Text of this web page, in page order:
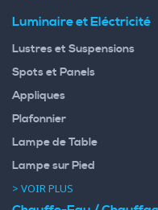
Luminaire et Eléctricité
Lustres et Suspensions
Spots et Panels
Appliques
Plafonnier
Lampe de Table
Lampe sur Pied
> VOIR PLUS